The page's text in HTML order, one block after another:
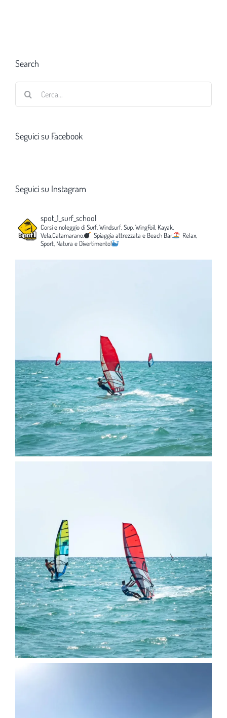
Search
Seguici su Facebook
Seguici su Instagram
spot_1_surf_school
Corsi e noleggio di Surf, Windsurf, Sup, WingFoil, Kayak,
Vela,Catamarano.
Spiaggia attrezzata e Beach Bar.
Relax,
Sport, Natura e Divertimento!